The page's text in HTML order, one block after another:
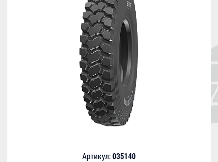
Артикул:035140